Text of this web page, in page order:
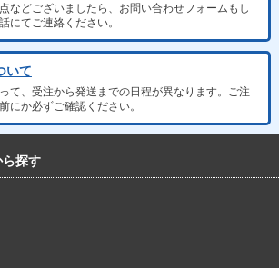
などございましたら、お問い合わせフォームもし
にてご連絡ください。
いて
て、受注から発送までの日程が異なります。ご注
にか必ずご確認ください。
探す